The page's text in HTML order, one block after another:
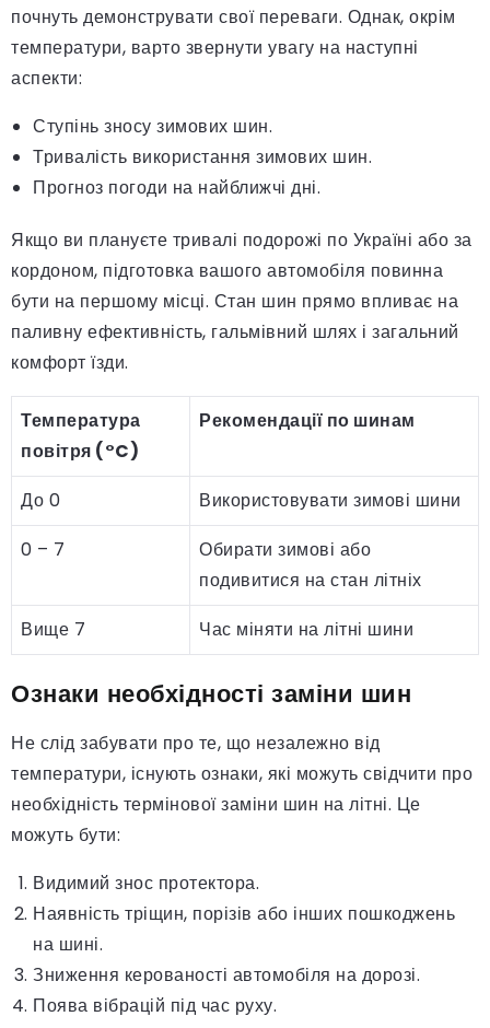
почнуть демонструвати свої переваги. Однак, окрім
температури, варто звернути увагу на наступні
аспекти:
Ступінь зносу зимових шин.
Тривалість використання зимових шин.
Прогноз погоди на найближчі дні.
Якщо ви плануєте тривалі подорожі по Україні або за
кордоном, підготовка вашого автомобіля повинна
бути на першому місці. Стан шин прямо впливає на
паливну ефективність, гальмівний шлях і загальний
комфорт їзди.
Температура
повітря (°C)
Рекомендації по шинам
До 0
Використовувати зимові шини
0 – 7
Обирати зимові або
подивитися на стан літніх
Вище 7
Час міняти на літні шини
Ознаки необхідності заміни шин
Не слід забувати про те, що незалежно від
температури, існують ознаки, які можуть свідчити про
необхідність термінової заміни шин на літні. Це
можуть бути:
Видимий знос протектора.
Наявність тріщин, порізів або інших пошкоджень
на шині.
Зниження керованості автомобіля на дорозі.
Поява вібрацій під час руху.